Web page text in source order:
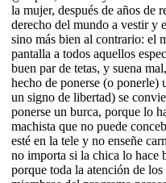
la mujer, después de años de
derecho del mundo a vestir y
sino más bien al contrario: el
pantalla a todos aquellos
buen par de tetas, y suena
hecho de ponerse (o ponerle)
un signo de libertad) se
ponerse un burca, porque lo
machista que no puede
esté en la tele y no enseñe
no importa si la chica lo hace
porque toda la atención de